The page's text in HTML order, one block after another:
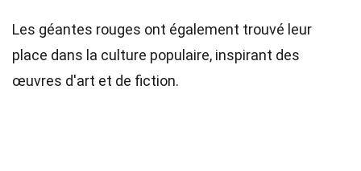
Les géantes rouges ont également trouvé leur
place dans la culture populaire, inspirant des
œuvres d'art et de fiction.